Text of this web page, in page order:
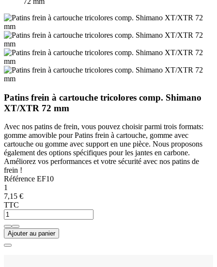
Patins frein à cartouche tricolores comp. Shimano
XT/XTR 72 mm
Avec nos patins de frein, vous pouvez choisir parmi trois formats:
gomme amovible pour Patins frein à cartouche, gomme avec
cartouche ou gomme avec support en une pièce. Nous proposons
également des options spécifiques pour les jantes en carbone.
Améliorez vos performances et votre sécurité avec nos patins de
frein !
Référence EF10
1
7,15 €
TTC
Ajouter au panier